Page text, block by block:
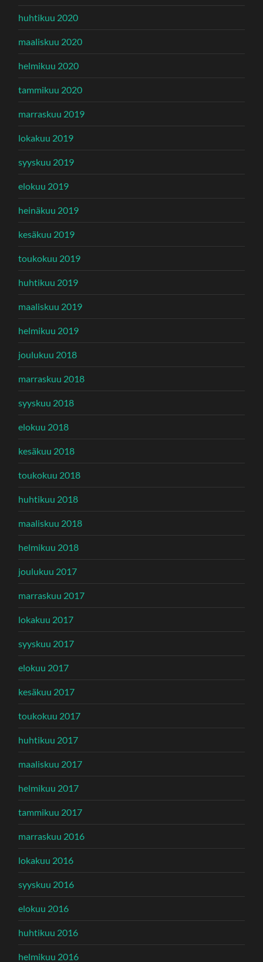
huhtikuu 2020
maaliskuu 2020
helmikuu 2020
tammikuu 2020
marraskuu 2019
lokakuu 2019
syyskuu 2019
elokuu 2019
heinäkuu 2019
kesäkuu 2019
toukokuu 2019
huhtikuu 2019
maaliskuu 2019
helmikuu 2019
joulukuu 2018
marraskuu 2018
syyskuu 2018
elokuu 2018
kesäkuu 2018
toukokuu 2018
huhtikuu 2018
maaliskuu 2018
helmikuu 2018
joulukuu 2017
marraskuu 2017
lokakuu 2017
syyskuu 2017
elokuu 2017
kesäkuu 2017
toukokuu 2017
huhtikuu 2017
maaliskuu 2017
helmikuu 2017
tammikuu 2017
marraskuu 2016
lokakuu 2016
syyskuu 2016
elokuu 2016
huhtikuu 2016
helmikuu 2016